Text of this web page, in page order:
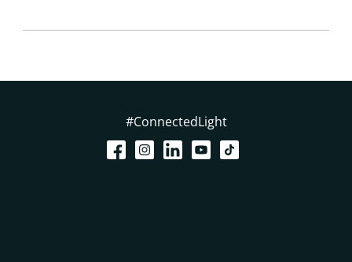
#ConnectedLight